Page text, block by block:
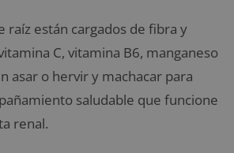
raíz están cargados de fibra y
C, vitamina B6, manganeso
asar o hervir y machacar para
saludable que funcione
renal.